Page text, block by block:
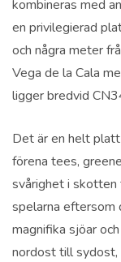
kombineras med
en privilegierad
och några meter
Vega de la Cala
ligger bredvid
Det är en helt
förena tees,
svårighet i skotten
spelarna eftersom
magnifika sjöar
nordost till sydost,